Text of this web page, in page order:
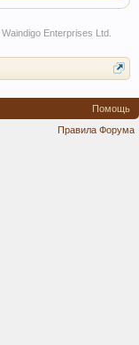
Waindigo Enterprises Ltd.
Помощь
Правила Форума